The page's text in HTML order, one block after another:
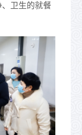
卫生的就餐